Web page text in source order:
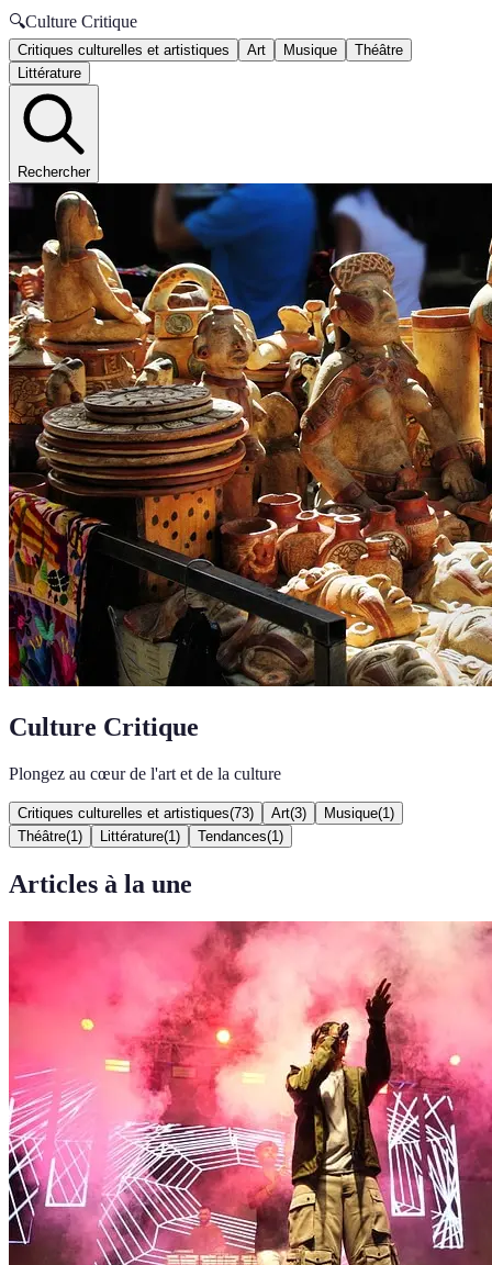
🔍Culture Critique
Critiques culturelles et artistiques Art Musique
Théâtre
Littérature
Rechercher
Culture Critique
Plongez au cœur de l'art et de la culture
Critiques culturelles et artistiques(73) Art(3) Musique(1 )
Théâtre(1 ) Littérature(1 ) Tendances(1 )
Articles à la une